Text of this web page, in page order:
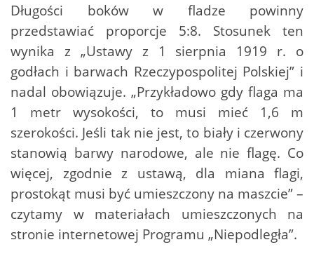
Długości boków w fladze powinny
przedstawiać proporcje 5:8. Stosunek ten
wynika z „Ustawy z 1 sierpnia 1919 r. o
godłach i barwach Rzeczypospolitej Polskiej” i
nadal obowiązuje. „Przykładowo gdy flaga ma
1 metr wysokości, to musi mieć 1,6 m
szerokości. Jeśli tak nie jest, to biały i czerwony
stanowią barwy narodowe, ale nie flagę. Co
więcej, zgodnie z ustawą, dla miana flagi,
prostokąt musi być umieszczony na maszcie” –
czytamy w materiałach umieszczonych na
stronie internetowej Programu „Niepodległa”.